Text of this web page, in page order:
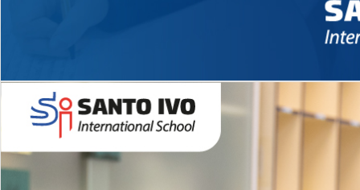
Novidades 2026 High School